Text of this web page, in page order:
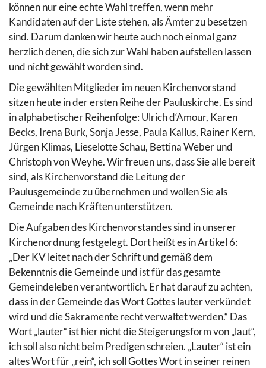
können nur eine echte Wahl treffen, wenn mehr
Kandidaten auf der Liste stehen, als Ämter zu besetzen
sind. Darum danken wir heute auch noch einmal ganz
herzlich denen, die sich zur Wahl haben aufstellen lassen
und nicht gewählt worden sind.
Die gewählten Mitglieder im neuen Kirchenvorstand
sitzen heute in der ersten Reihe der Pauluskirche. Es sind
in alphabetischer Reihenfolge: Ulrich d‘Amour, Karen
Becks, Irena Burk, Sonja Jesse, Paula Kallus, Rainer Kern,
Jürgen Klimas, Lieselotte Schau, Bettina Weber und
Christoph von Weyhe. Wir freuen uns, dass Sie alle bereit
sind, als Kirchenvorstand die Leitung der
Paulusgemeinde zu übernehmen und wollen Sie als
Gemeinde nach Kräften unterstützen.
Die Aufgaben des Kirchenvorstandes sind in unserer
Kirchenordnung festgelegt. Dort heißt es in Artikel 6:
„Der KV leitet nach der Schrift und gemäß dem
Bekenntnis die Gemeinde und ist für das gesamte
Gemeindeleben verantwortlich. Er hat darauf zu achten,
dass in der Gemeinde das Wort Gottes lauter verkündet
wird und die Sakramente recht verwaltet werden.“ Das
Wort „lauter“ ist hier nicht die Steigerungsform von „laut“,
ich soll also nicht beim Predigen schreien. „Lauter“ ist ein
altes Wort für „rein“, ich soll Gottes Wort in seiner reinen